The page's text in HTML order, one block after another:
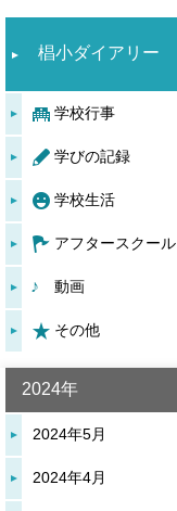
椙小ダイアリー
学校行事
学びの記録
学校生活
アフタースクール
動画
その他
2024年
2024年5月
2024年4月